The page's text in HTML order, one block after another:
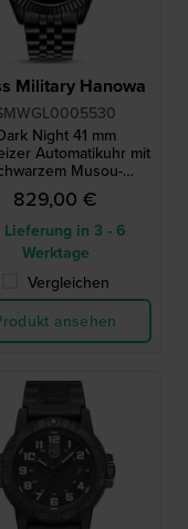
Military Hanowa
Night 41 mm
Automatikuhr mit
Musou-
Zifferblatt
829,00 €
in 3 - 6
Werktage
Vergleichen
ansehen